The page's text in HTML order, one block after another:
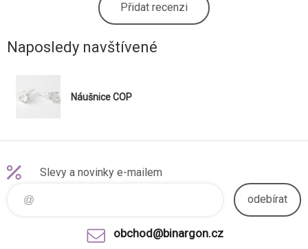
Přidat recenzi
Naposledy navštívené
Náušnice COP
Slevy a novinky e-mailem
odebírat
obchod@binargon.cz